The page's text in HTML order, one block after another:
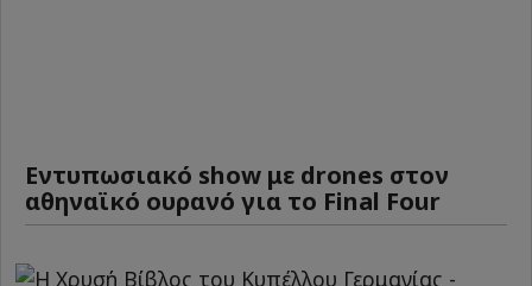
Εντυπωσιακό show με drones στον
αθηναϊκό ουρανό για το Final Four